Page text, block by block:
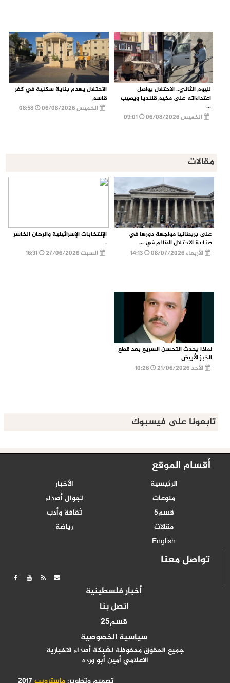
لليوم الثاني.. الاحتلال يواصل
اعتداءاته على مخيم قلنديا ويصيب
...
الخميس 06/08/2026
الاحتلال يهدم بناية سكنية في كفر
قاسم
الخميس 06/08/2026
08:58
مقالات
على بريطانيا مواجهة دورها في
صناعة الاحتلال القائم في ...
الأربعاء 08/07/2026
الإنتخابات الإسرائيلية والرهان الخاسر
.
السبت 27/06/2026
16:31
لماذا يحدث التحسن السريع بعد قطع
الخبز الأبيض
الأحد 21/06/2026
تابعونا على فيسبوك
أقسام الموقع
الرئيسية
الأخبار
منوعات
تجوال أصداء
قسم5
ثقافة وأدب
مقالات
رياضة
English
تواصل معنا
أخبار فلسطينية
اتصل بنا
قسم25
سياسية الخصوصية
جميع الحقوق محفوظة لشبكة أصداء الاخبارية
الاعلامي أمين أبو ورده